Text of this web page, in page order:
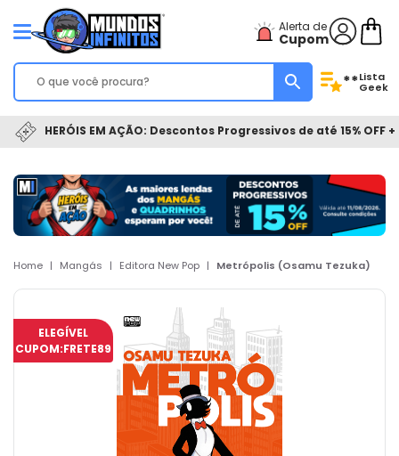
Alerta de
Cupom
**Lista
Geek
HERÓIS EM AÇÃO: Descontos Progressivos de até 15% OFF
Home | Mangás | Editora New Pop | Metrópolis (Osamu Tezuka)
ELEGÍVEL
CUPOM:FRETE89